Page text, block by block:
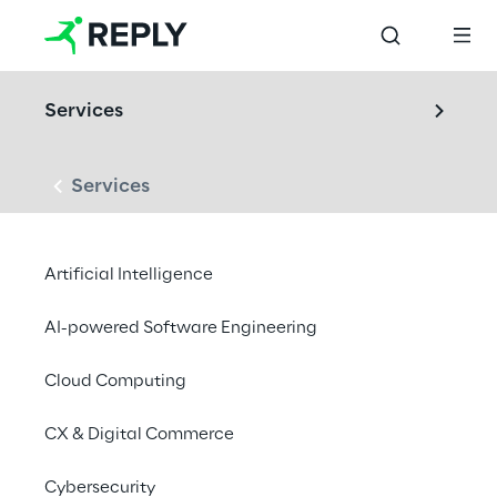
Services
Services
Artificial Intelligence
AI-powered Software Engineering
Cloud Computing
CX & Digital Commerce
Cybersecurity
Connected
Products Lab
prodotti connessi tramite soluzioni IoT